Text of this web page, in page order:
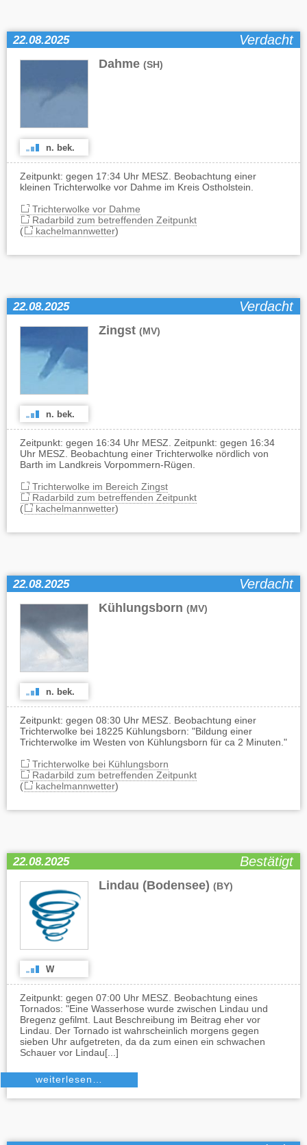
22.08.2025 Verdacht
Dahme (SH)
n. bek.
Zeitpunkt: gegen 17:34 Uhr MESZ. Beobachtung einer
kleinen Trichterwolke vor Dahme im Kreis Ostholstein.
Trichterwolke vor Dahme
Radarbild zum betreffenden Zeitpunkt
(
kachelmannwetter)
22.08.2025 Verdacht
Zingst (MV)
n. bek.
Zeitpunkt: gegen 16:34 Uhr MESZ. Zeitpunkt: gegen 16:34
Uhr MESZ. Beobachtung einer Trichterwolke nördlich von
Barth im Landkreis Vorpommern-Rügen.
Trichterwolke im Bereich Zingst
Radarbild zum betreffenden Zeitpunkt
(
kachelmannwetter)
22.08.2025 Verdacht
Kühlungsborn (MV)
n. bek.
Zeitpunkt: gegen 08:30 Uhr MESZ. Beobachtung einer
Trichterwolke bei 18225 Kühlungsborn: "Bildung einer
Trichterwolke im Westen von Kühlungsborn für ca 2 Minuten."
Trichterwolke bei Kühlungsborn
Radarbild zum betreffenden Zeitpunkt
(
kachelmannwetter)
22.08.2025 Bestätigt
Lindau (Bodensee) (BY)
W
Zeitpunkt: gegen 07:00 Uhr MESZ. Beobachtung eines
Tornados: "Eine Wasserhose wurde zwischen Lindau und
Bregenz gefilmt. Laut Beschreibung im Beitrag eher vor
Lindau. Der Tornado ist wahrscheinlich morgens gegen
sieben Uhr aufgetreten, da da zum einen ein schwachen
Schauer vor Lindau[...]
weiterlesen…